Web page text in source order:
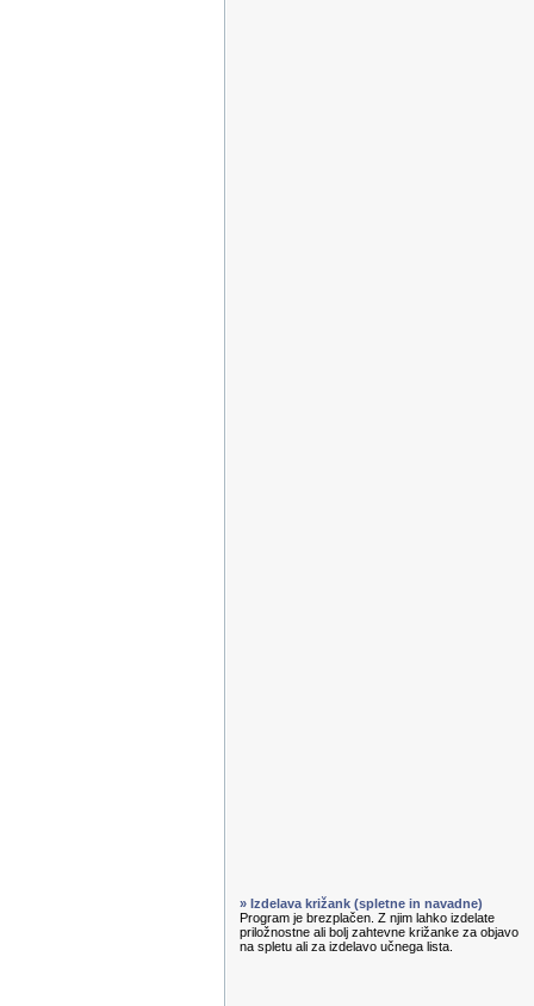
» Izdelava križank (spletne in navadne)
Program je brezplačen. Z njim lahko izdelate
priložnostne ali bolj zahtevne križanke za objavo
na spletu ali za izdelavo učnega lista.